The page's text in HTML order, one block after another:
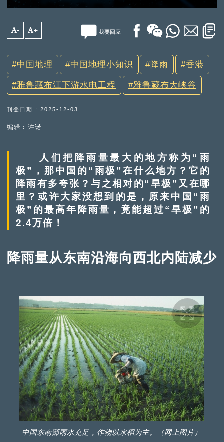
A- A+ 我要回应
中国地理 中国地理小知识 降雨 香港
雅鲁藏布江下游水电工程 雅鲁藏布大峡谷
刊登日期 : 2025-12-03
编辑︰许诺
人们把降雨量最大的地方称为“雨
极”，那中国的“雨极”在什么地方？它的
降雨有多夸张？与之相对的“旱极”又在哪
里？或许大家没想到的是，原来中国“雨
极”的最高年降雨量，竟能超过“旱极”的
2.4万倍！
降雨量从东南沿海向西北内陆减少
中国东南部雨水充足，作物以水稻为主。（网上图片）